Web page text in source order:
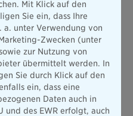
werden. Besonders
wie einer Scheidung
bei denen der
das Bezugsrecht
können beliebig oft
Bezugsberechtigte nicht
ist. Alle Rechte und
verbleiben beim
Mit Klick auf den
Sie ein, dass Ihre
a. unter Verwendung von
Zwecken (unter
zur Nutzung von
übermittelt werden. In
Sie durch Klick auf den
ein, dass eine
Daten auch in
und des EWR erfolgt, auch